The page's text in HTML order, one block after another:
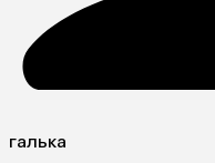
галька